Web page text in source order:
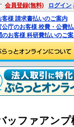
会員登録(無料) ログイン
客様 請求書払いのご案内
公庁のお客様 校費・公費
のお客様 科研費払いのご
ッファアン